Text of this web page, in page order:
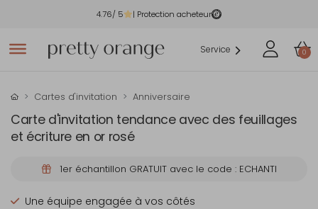
4.76/ 5 | Protection acheteur
Service 0
Cartes d'invitation Anniversaire
Carte d'invitation tendance avec des feuillages
et écriture en or rosé
1er échantillon GRATUIT avec le code : ECHANTI
Une équipe engagée à vos côtés